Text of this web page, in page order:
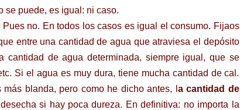
se puede, es igual: ni caso.
Pues no. En todos los casos es igual el consumo. Fijaos
entre una cantidad de agua que atraviesa el depósito
de agua determinada, siempre igual, que se
Si el agua es muy dura, tiene mucha cantidad de cal.
blanda, pero como he dicho antes, l a cantidad de
si hay poca dureza. En definitiva: no importa la